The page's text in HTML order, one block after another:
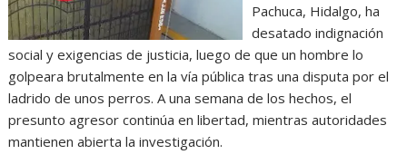
Pachuca, Hidalgo, ha
desatado indignación
social y exigencias de justicia, luego de que un hombre lo
golpeara brutalmente en la vía pública tras una disputa por el
ladrido de unos perros. A una semana de los hechos, el
presunto agresor continúa en libertad, mientras autoridades
mantienen abierta la investigación.